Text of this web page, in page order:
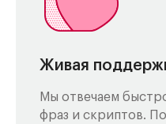
Живая
Мы отвечаем
фраз и скриптов.